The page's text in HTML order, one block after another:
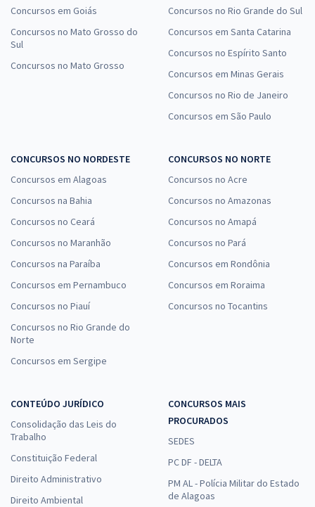
Concursos em Goiás
Concursos no Mato Grosso do
Sul
Concursos no Mato Grosso
Concursos no Rio Grande do Sul
Concursos em Santa Catarina
Concursos no Espírito Santo
Concursos em Minas Gerais
Concursos no Rio de Janeiro
Concursos em São Paulo
CONCURSOS NO NORDESTE
Concursos em Alagoas
Concursos na Bahia
Concursos no Ceará
Concursos no Maranhão
Concursos na Paraíba
Concursos em Pernambuco
Concursos no Piauí
Concursos no Rio Grande do
Norte
Concursos em Sergipe
CONCURSOS NO NORTE
Concursos no Acre
Concursos no Amazonas
Concursos no Amapá
Concursos no Pará
Concursos em Rondônia
Concursos em Roraima
Concursos no Tocantins
CONTEÚDO JURÍDICO
Consolidação das Leis do
Trabalho
Constituição Federal
Direito Administrativo
Direito Ambiental
CONCURSOS MAIS
PROCURADOS
SEDES
PC DF - DELTA
PM AL - Polícia Militar do Estado
de Alagoas